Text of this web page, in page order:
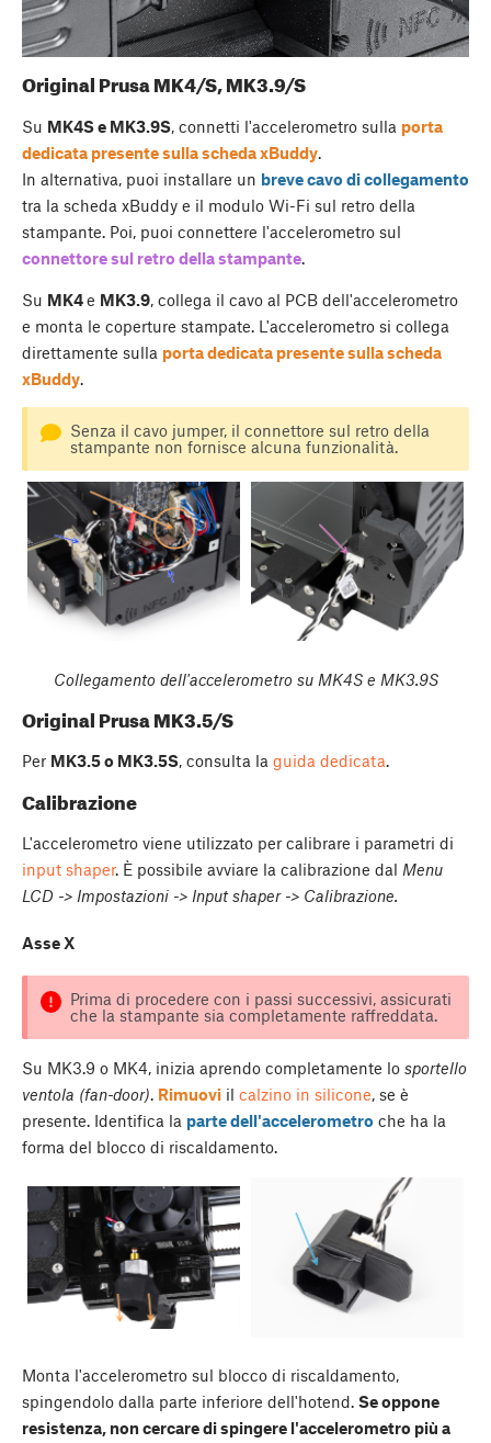
Original Prusa MK4/S, MK3.9/S
Su MK4S e MK3.9S, connetti l'accelerometro sulla porta
dedicata presente sulla scheda xBuddy.
In alternativa, puoi installare un breve cavo di collegamento
tra la scheda xBuddy e il modulo Wi-Fi sul retro della
stampante. Poi, puoi connettere l'accelerometro sul
connettore sul retro della stampante.
Su MK4e MK3.9, collega il cavo al PCB dell'accelerometro
e monta le coperture stampate. L'accelerometro si collega
direttamente sulla porta dedicata presente sulla scheda
xBuddy.
Senza il cavo jumper, il connettore sul retro della
stampante non fornisce alcuna funzionalità.
Collegamento dell'accelerometro su MK4S e MK3.9S
Original Prusa MK3.5/S
Per MK3.5 o MK3.5S, consulta la guida dedicata.
Calibrazione
L'accelerometro viene utilizzato per calibrare i parametri di
input shaper. È possibile avviare la calibrazione dal Menu
LCD -> Impostazioni -> Input shaper -> Calibrazione.
Asse X
Prima di procedere con i passi successivi, assicurati
che la stampante sia completamente raffreddata.
Su MK3.9 o MK4, inizia aprendo completamente lo sportello
ventola (fan-door). Rimuovi il calzino in silicone, se è
presente. Identifica la parte dell'accelerometro che ha la
forma del blocco di riscaldamento.
Monta l'accelerometro sul blocco di riscaldamento,
spingendolo dalla parte inferiore dell'hotend. Se oppone
resistenza, non cercare di spingere l'accelerometro più a